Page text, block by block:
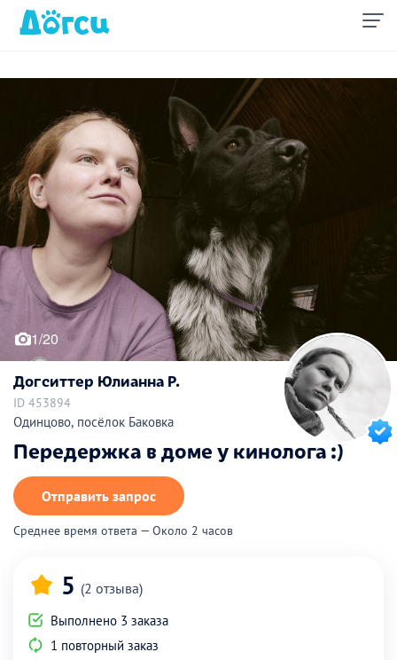
1/20
Догситтер Юлианна Р.
ID 453894
Одинцово, посёлок Баковка
Передержка в доме у кинолога :)
Отправить запрос
Среднее время ответа — Около 2 часов
5 (2 отзыва)
Выполнено 3 заказа
1 повторный заказ